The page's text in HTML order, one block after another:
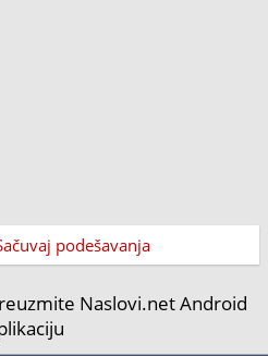
podešavanja
Naslovi.net Android